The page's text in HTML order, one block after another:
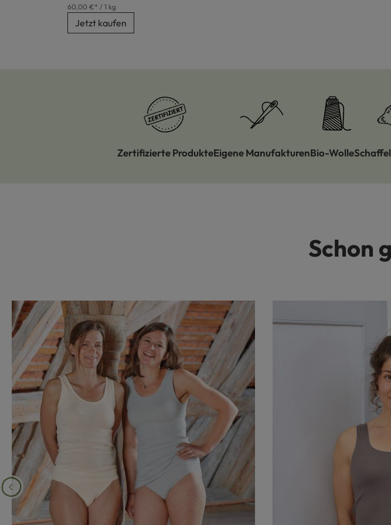
60,00 €* / 1 kg
Jetzt kaufen
Zertifizierte ProdukteEigene ManufakturenBio-Wolle
Schon